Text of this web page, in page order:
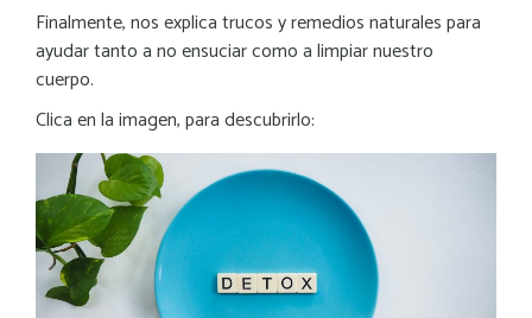
Finalmente, nos explica trucos y remedios naturales para
ayudar tanto a no ensuciar como a limpiar nuestro
cuerpo.
Clica en la imagen, para descubrirlo: